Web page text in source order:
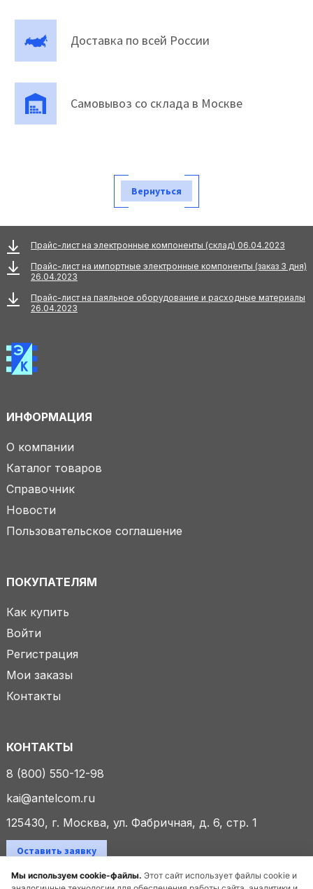
Мы используем cookie-файлы. Этот сайт использует файлы cookie и
Доставка по всей России
Самовывоз со склада в Москве
Вернуться
Прайс-лист на электронные компоненты (склад) 06.04.2023
Прайс-лист на импортные электронные компоненты (заказ 3 дня)
26.04.2023
Прайс-лист на паяльное оборудование и расходные материалы
26.04.2023
ИНФОРМАЦИЯ
О компании
Каталог товаров
Справочник
Новости
Пользовательское соглашение
ПОКУПАТЕЛЯМ
Как купить
Войти
Регистрация
Мои заказы
Контакты
КОНТАКТЫ
8 (800) 550-12-98
kai@antelcom.ru
125430, г. Москва, ул. Фабричная, д. 6, стр. 1
Оставить заявку